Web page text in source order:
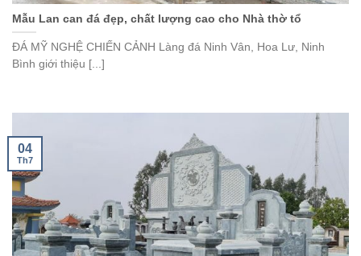
Mẫu Lan can đá đẹp, chất lượng cao cho Nhà thờ tổ
ĐÁ MỸ NGHỆ CHIẾN CẢNH Làng đá Ninh Vân, Hoa Lư, Ninh
Bình giới thiệu [...]
04
Th7